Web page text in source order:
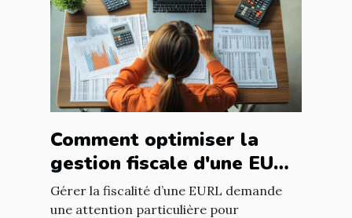
Comment optimiser la
gestion fiscale d'une EURL
?
Gérer la fiscalité d’une EURL demande
une attention particulière pour